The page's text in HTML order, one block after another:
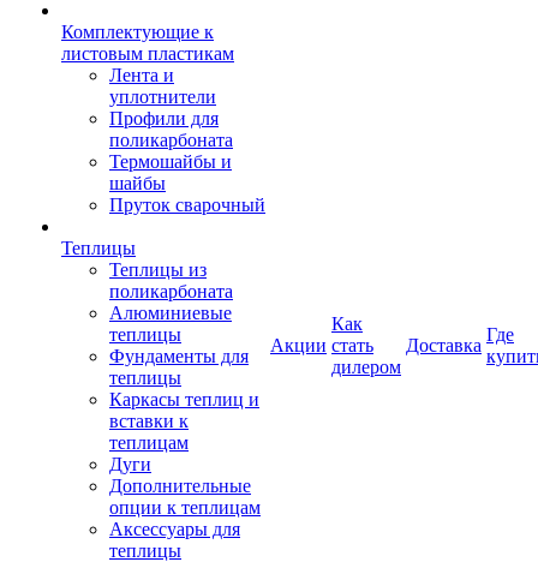
Комплектующие к
листовым пластикам
Лента и
уплотнители
Профили для
поликарбоната
Термошайбы и
шайбы
Пруток сварочный
Теплицы
Теплицы из
поликарбоната
Алюминиевые
теплицы
Фундаменты для
теплицы
Каркасы теплиц и
вставки к
теплицам
Дуги
Дополнительные
опции к теплицам
Аксессуары для
теплицы
Акции
Как
стать
дилером
Доставка
Где